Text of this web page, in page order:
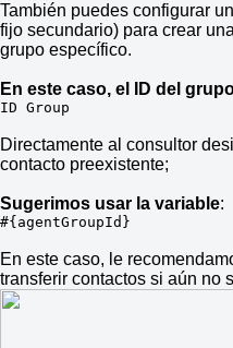
También puedes configurar
fijo secundario) para crear
grupo específico.
En este caso, el ID del
ID Group
Directamente al consultor
contacto preexistente;
Sugerimos usar la variable:
#{agentGroupId}
En este caso, le
transferir contactos si aún no